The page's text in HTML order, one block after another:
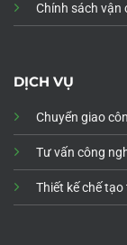
Chính sách vận
DỊCH VỤ
Chuyển giao
Tư vấn công
Thiết kế chế tạo